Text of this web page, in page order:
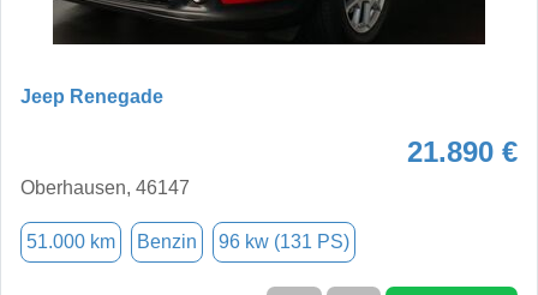
Jeep Renegade
21.890 €
Oberhausen, 46147
51.000 km Benzin 96 kw (131 PS)